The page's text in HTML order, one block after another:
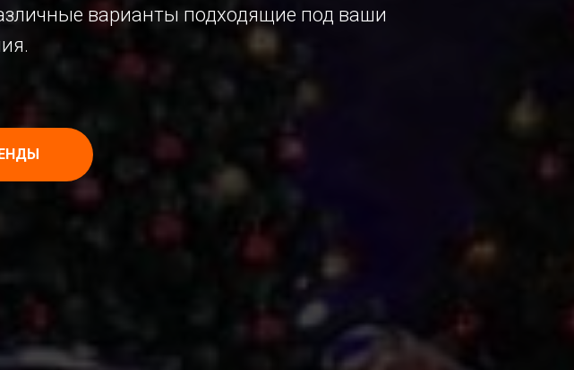
варианты подходящие под ваши